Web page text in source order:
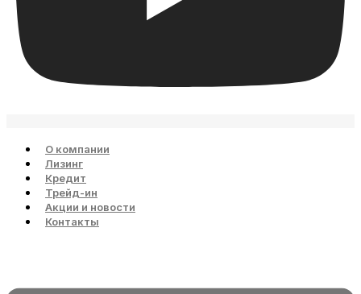
О компании
Лизинг
Кредит
Трейд-ин
Акции и новости
Контакты